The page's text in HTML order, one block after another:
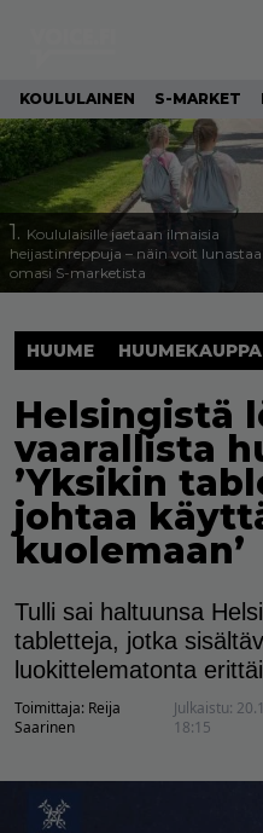
KOULULAINEN S-MARKET
1. Koululaisille jaetaan ilmaisia
heijastinreppuja – näin voit lunastaa
omasi S-marketista
HUUME HUUMEKAUPPA
Helsingistä
vaarallista
’Yksikin
johtaa
kuolemaan’
Tulli sai haltuunsa
tabletteja, jotka
luokittelematonta
Toimittaja: Reija
Saarinen
Julkaistu:
18:15